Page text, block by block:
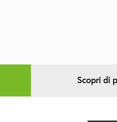
Scopri di